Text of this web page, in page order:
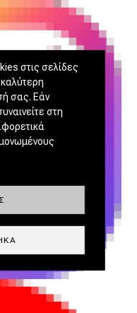
στις σελίδες
σας. Εάν
στη